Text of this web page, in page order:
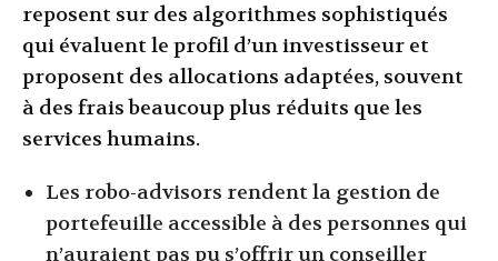
reposent sur des algorithmes sophistiqués
qui évaluent le profil d’un investisseur et
proposent des allocations adaptées, souvent
à des frais beaucoup plus réduits que les
services humains.
Les robo-advisors rendent la gestion de
portefeuille accessible à des personnes qui
n’auraient pas pu s’offrir un conseiller